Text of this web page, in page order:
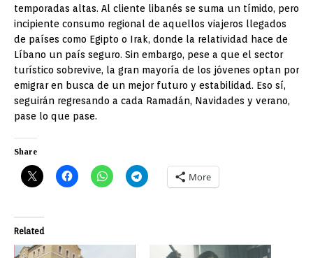
temporadas altas. Al cliente libanés se suma un tímido, pero
incipiente consumo regional de aquellos viajeros llegados
de países como Egipto o Irak, donde la relatividad hace de
Líbano un país seguro. Sin embargo, pese a que el sector
turístico sobrevive, la gran mayoría de los jóvenes optan por
emigrar en busca de un mejor futuro y estabilidad. Eso sí,
seguirán regresando a cada Ramadán, Navidades y verano,
pase lo que pase.
Share
More
Related